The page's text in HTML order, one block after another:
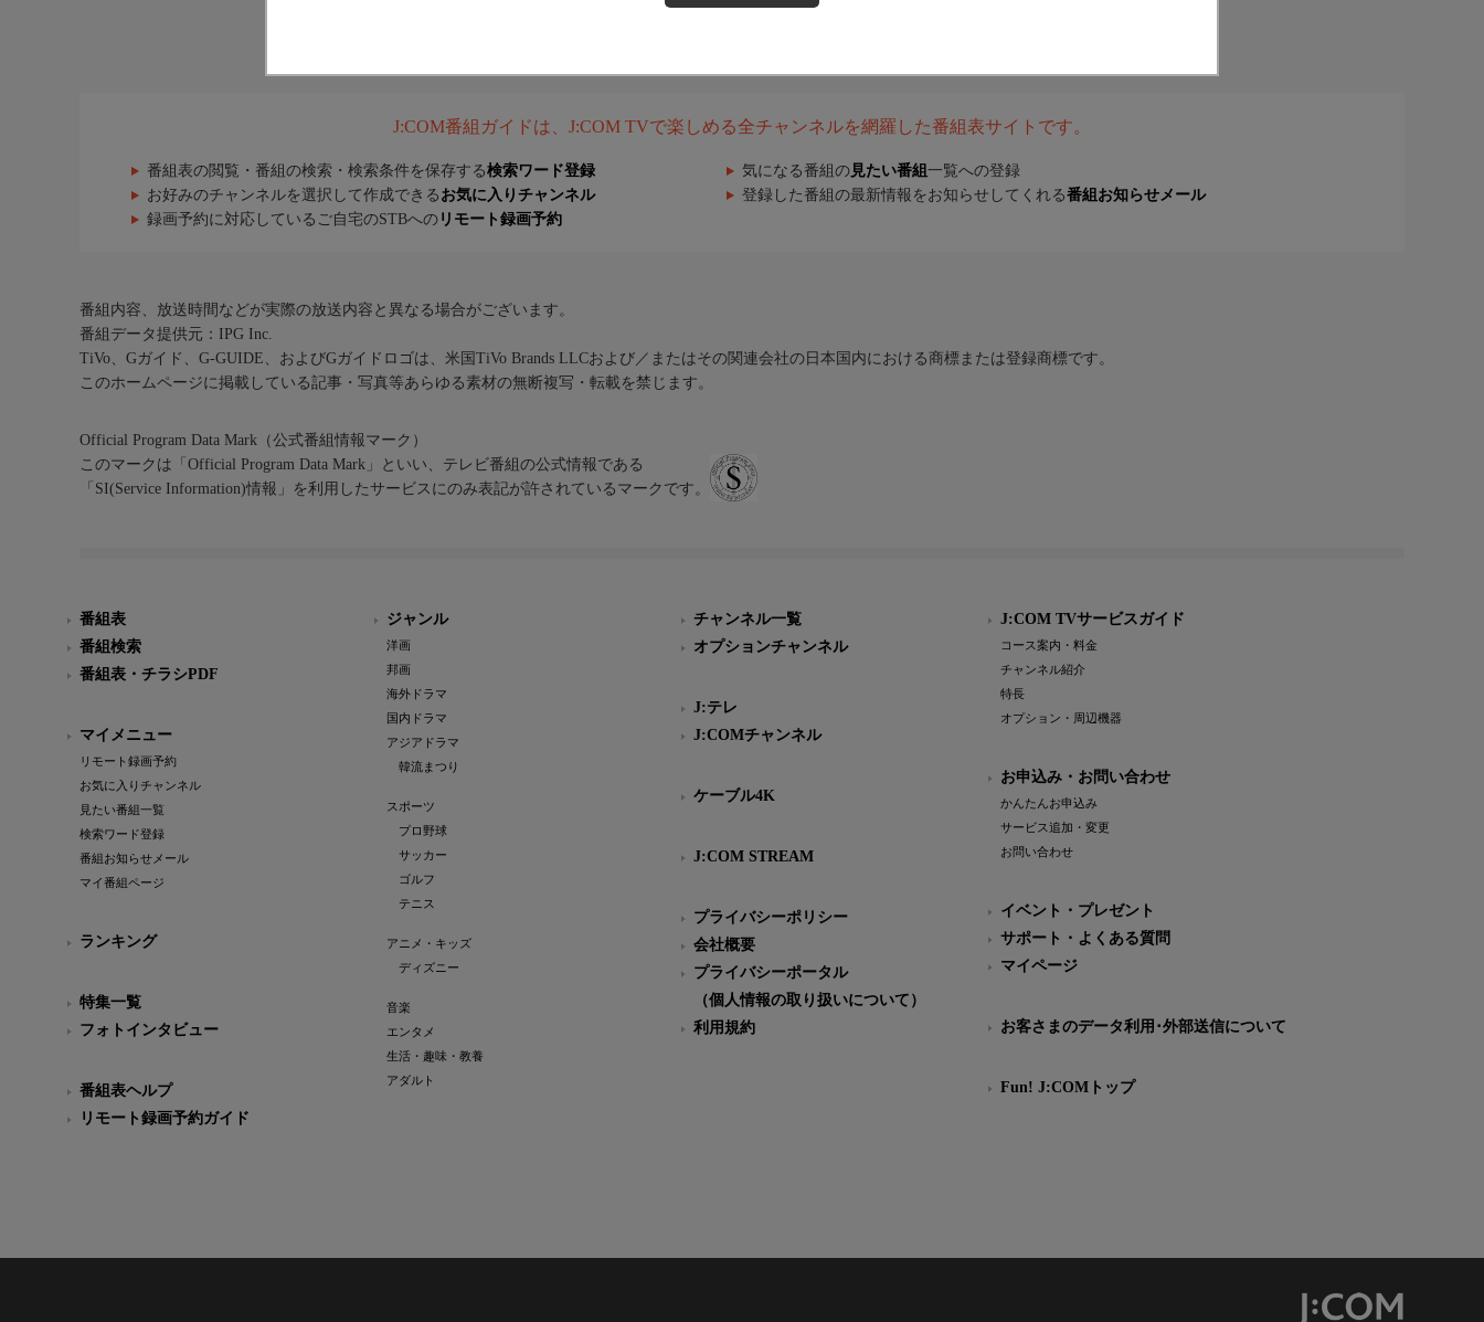
J:COM番組ガイドは、J:COM TVで楽しめる全チャンネルを網羅した番組表サイトです。
番組表の閲覧・番組の検索・検索条件を保存する検索ワード登録 気になる番組の 見たい番組 一覧への登録
お好みのチャンネルを選択して作成できる お気に入りチャンネル 登録した番組の最新情報をお知らせしてくれる番組お知らせメール
録画予約に対応しているご自宅のSTBへの リモート録画予約
番組内容、放送時間などが実際の放送内容と異なる場合がございます。
番組データ提供元：IPG Inc.
TiVo、Gガイド、G-GUIDE、およびGガイドロゴは、米国TiVo Brands LLCおよび／またはその関連会社の日本国内における商標または登録商標です。
このホームページに掲載している記事・写真等あらゆる素材の無断複写・転載を禁じます。
Official Program Data Mark（公式番組情報マーク）
このマークは「Official Program Data Mark」といい、テレビ番組の公式情報である
「SI(Service Information)情報」を利用したサービスにのみ表記が許されているマークです。
番組表
番組検索
番組表・チラシPDF
マイメニュー
リモート録画予約
お気に入りチャンネル
見たい番組一覧
検索ワード登録
番組お知らせメール
マイ番組ページ
ランキング
特集一覧
フォトインタビュー
番組表ヘルプ
リモート録画予約ガイド
ジャンル
洋画
邦画
海外ドラマ
国内ドラマ
アジアドラマ
韓流まつり
スポーツ
プロ野球
サッカー
ゴルフ
テニス
アニメ・キッズ
ディズニー
音楽
エンタメ
生活・趣味・教養
アダルト
チャンネル一覧
オプションチャンネル
J:テレ
J:COMチャンネル
ケーブル4K
J:COM STREAM
プライバシーポリシー
会社概要
プライバシーポータル
（個人情報の取り扱いについて）
利用規約
J:COM TVサービスガイド
コース案内・料金
チャンネル紹介
特長
オプション・周辺機器
お申込み・お問い合わせ
かんたんお申込み
サービス追加・変更
お問い合わせ
イベント・プレゼント
サポート・よくある質問
マイページ
お客さまのデータ利用･外部送信について
Fun! J:COMトップ